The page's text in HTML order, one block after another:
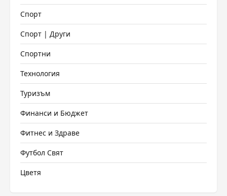
Спорт
Спорт | Други
Спортни
Технология
Туризъм
Финанси и Бюджет
Фитнес и Здраве
Футбол Свят
Цветя